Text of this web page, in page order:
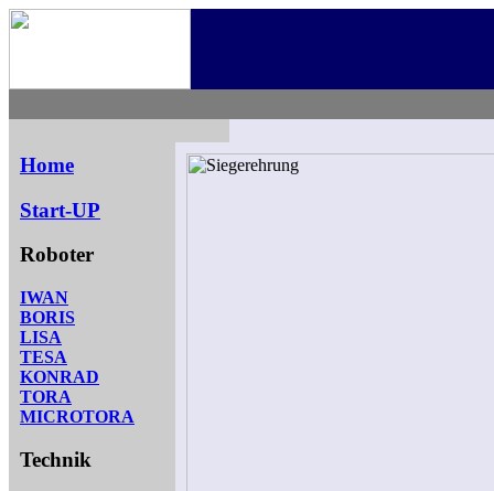
Home
Start-UP
Roboter
IWAN
BORIS
LISA
TESA
KONRAD
TORA
MICROTORA
Technik